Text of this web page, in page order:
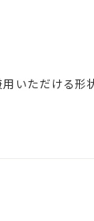
いただける形